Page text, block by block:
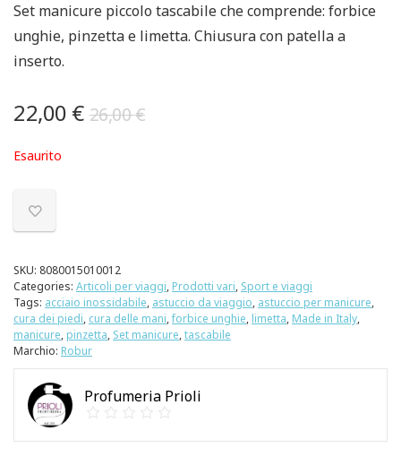
Set manicure piccolo tascabile che comprende: forbice
unghie, pinzetta e limetta. Chiusura con patella a
inserto.
26,00€
22,00 €
Esaurito
SKU: 8080015010012
Categories: Articoli per viaggi, Prodotti vari, Sport e viaggi
Tags: acciaio inossidabile, astuccio da viaggio, astuccio per manicure,
cura dei piedi, cura delle mani,forbice unghie, limetta, Made in Italy,
manicure, pinzetta, Set manicure,tascabile
Marchio: Robur
Profumeria Prioli